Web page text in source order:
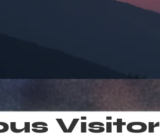
Visitor